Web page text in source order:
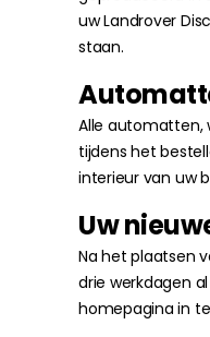
uw Landrover
staan.
Alle automatten,
tijdens het
interieur van uw
Uw
Na het plaatsen
drie werkdagen
homepagina in